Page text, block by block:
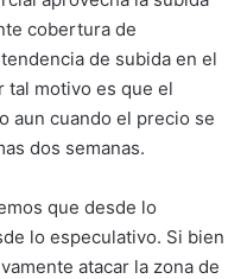
cobertura de
de subida en el
tal motivo es que el
aun cuando el precio se
dos semanas.
que desde lo
lo especulativo. Si bien
atacar la zona de